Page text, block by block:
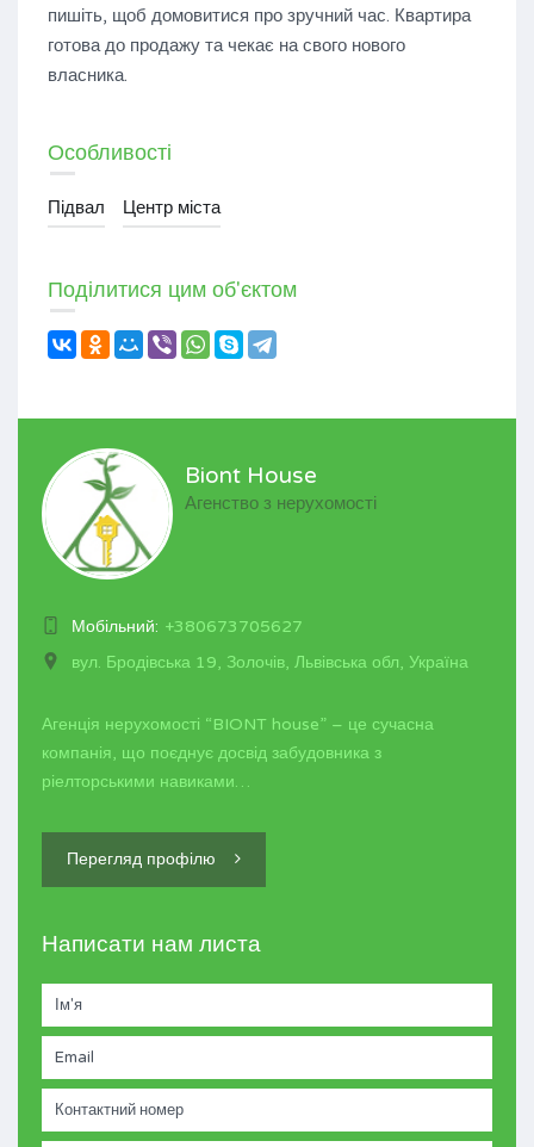
пишіть, щоб домовитися про зручний час. Квартира
готова до продажу та чекає на свого нового
власника.
Особливості
Підвал Центр міста
Поділитися цим об'єктом
Biont House
Агенство з нерухомості
Мобільний: +380673705627
вул. Бродівська 19, Золочів, Львівська обл, Україна
Агенція нерухомості “BIONT house” – це сучасна
компанія, що поєднує досвід забудовника з
ріелторськими навиками…
Перегляд профілю
Написати нам листа